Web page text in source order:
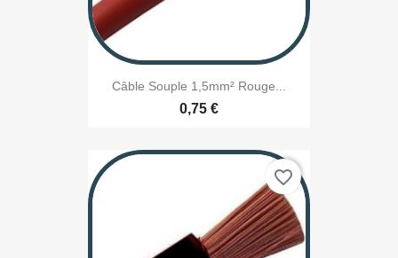
Câble Souple 1,5mm² Rouge...
0,75 €
favorite_border